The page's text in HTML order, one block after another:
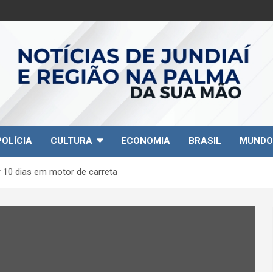
CULTURA ECONOMIA BRASIL MUNDO
dias em motor de carreta